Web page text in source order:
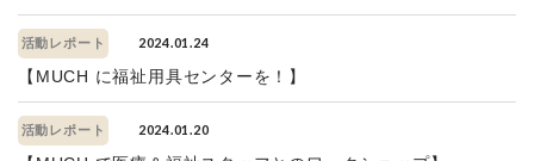
活動レポート 2024.01.24
【MUCH に福祉用具センターを！】
活動レポート 2024.01.20